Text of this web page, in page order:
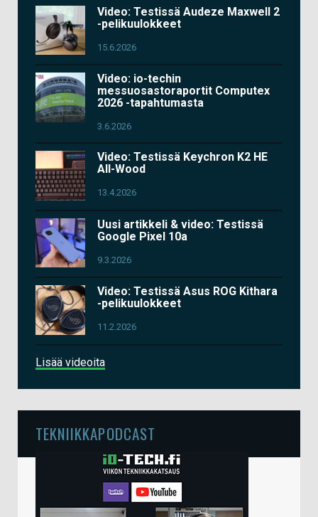
Video: Testissä Audeze Maxwell 2
-pelikuulokkeet
15.6.2026
Video: io-techin
messuosastoraportit Computex
2026 -tapahtumasta
3.6.2026
Video: Testissä Keychron K2 HE
All-Wood
13.4.2026
Uusi artikkeli & video: Testissä
Google Pixel 10a
9.3.2026
Video: Testissä Asus ROG Kithara
-pelikuulokkeet
11.2.2026
Lisää videoita
TEKNIIKKAPODCAST